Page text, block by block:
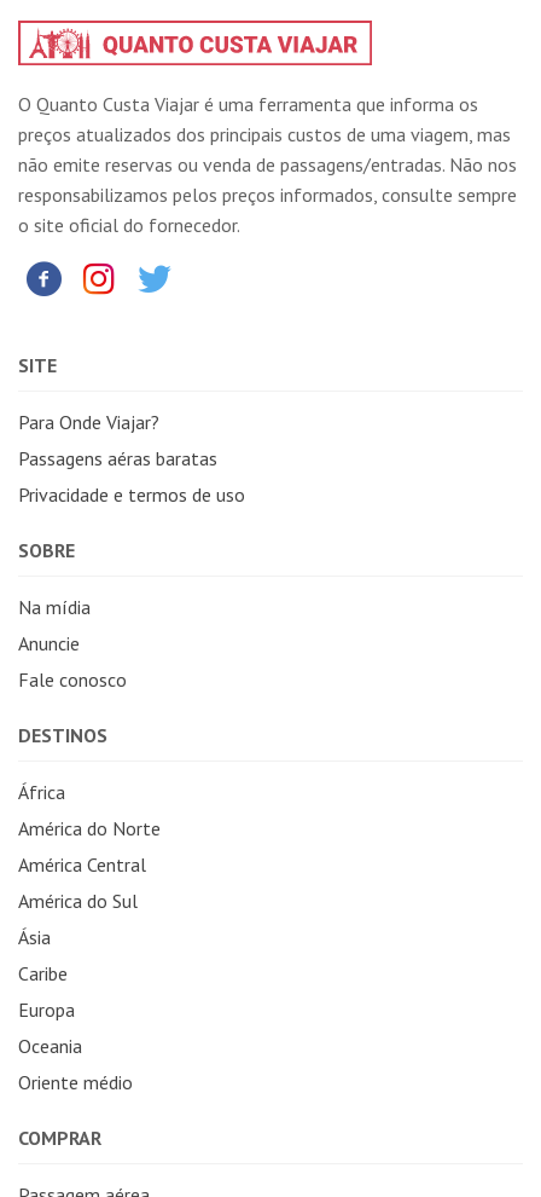
O Quanto Custa Viajar é uma ferramenta que informa os
preços atualizados dos principais custos de uma viagem, mas
não emite reservas ou venda de passagens/entradas. Não nos
responsabilizamos pelos preços informados, consulte sempre
o site oficial do fornecedor.
SITE
Para Onde Viajar?
Passagens aéras baratas
Privacidade e termos de uso
SOBRE
Na mídia
Anuncie
Fale conosco
DESTINOS
África
América do Norte
América Central
América do Sul
Ásia
Caribe
Europa
Oceania
Oriente médio
COMPRAR